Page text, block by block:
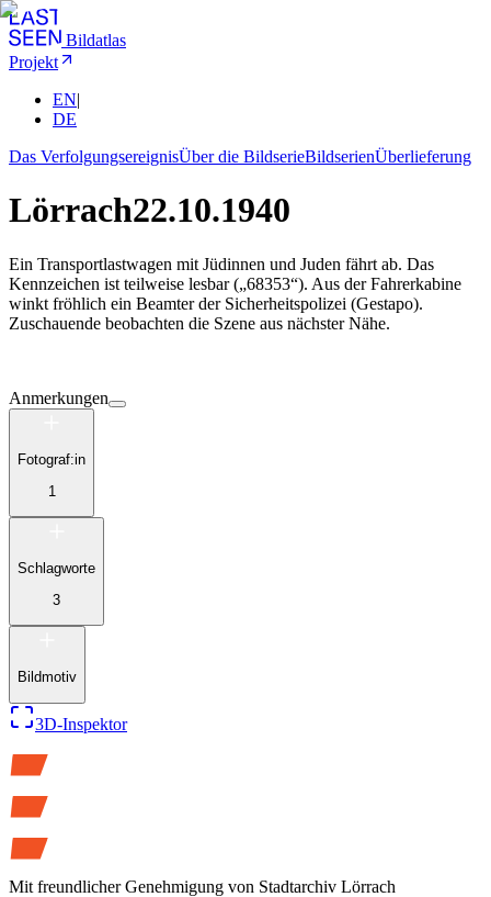
Bildatlas
Projekt
EN|
DE
Das VerfolgungsereignisÜber die BildserieBildserienÜberlieferung
Lörrach22.10.1940
Ein Transportlastwagen mit Jüdinnen und Juden fährt ab. Das
Kennzeichen ist teilweise lesbar („68353“). Aus der Fahrerkabine
winkt fröhlich ein Beamter der Sicherheitspolizei (Gestapo).
Zuschauende beobachten die Szene aus nächster Nähe.
Anmerkungen
Fotograf:in
1
Schlagworte
3
Bildmotiv
3D-Inspektor
Mit freundlicher Genehmigung von Stadtarchiv Lörrach